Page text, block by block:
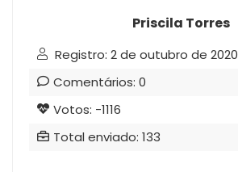
Priscila Torres
Registro: 2 de outubro de 2020
Comentários: 0
Votos: -1116
Total enviado: 133